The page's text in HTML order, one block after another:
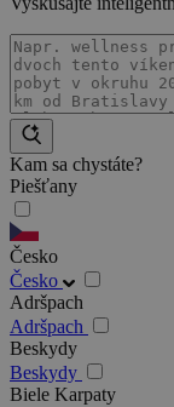
Kam sa chystáte?
Piešťany
Česko
Česko
Adršpach
Adršpach
Beskydy
Beskydy
Biele Karpaty